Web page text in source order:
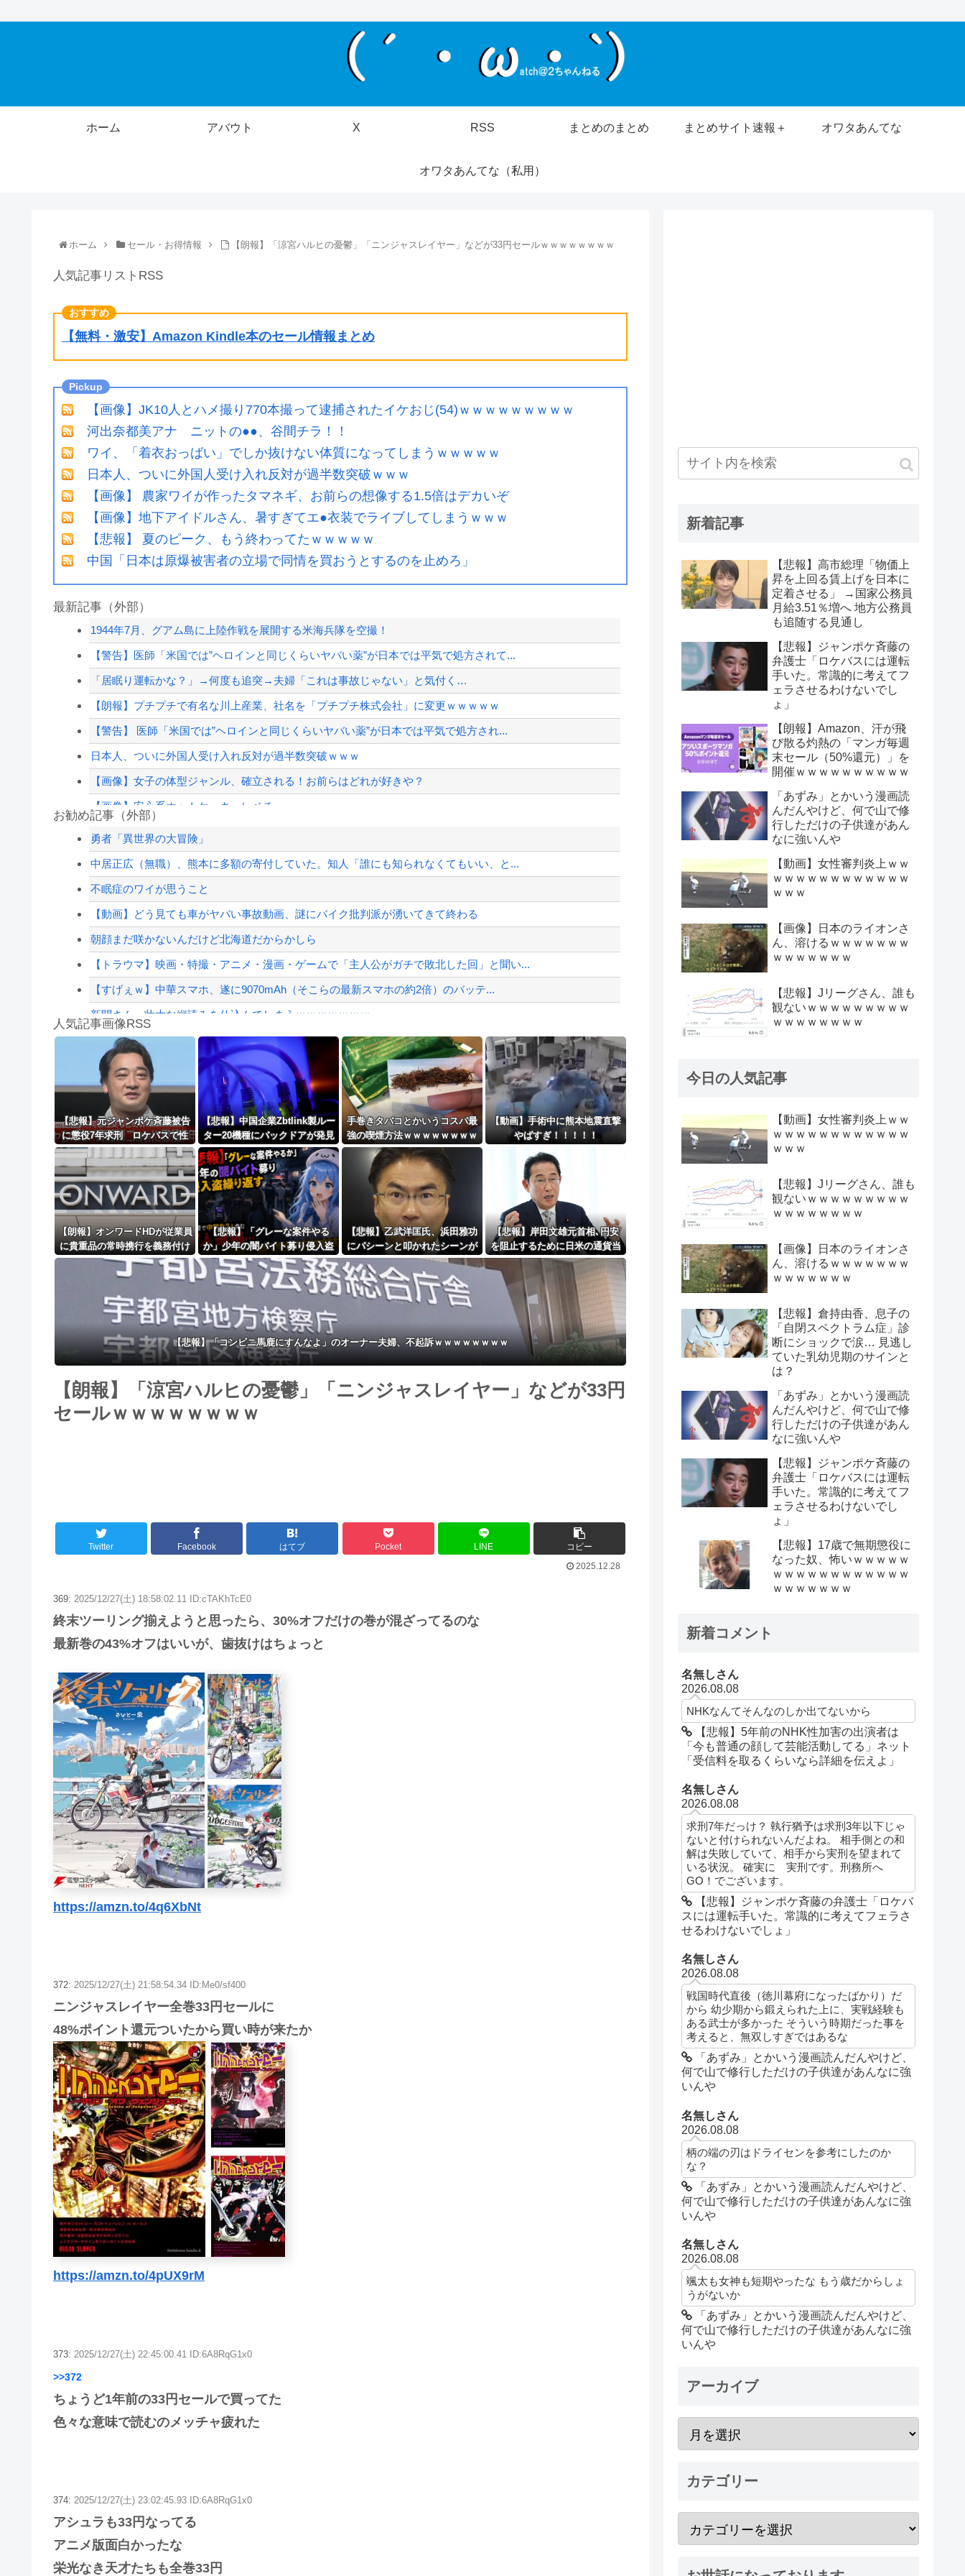
ホーム アバウト X RSS まとめのまとめ まとめサイト速報＋ オワタあんてな
オワタあんてな（私用）
ホーム セール・お得情報 【朗報】「涼宮ハルヒの憂鬱」「ニンジャスレイヤー」などが33円セールｗｗｗｗｗｗｗｗ
人気記事リストRSS
【無料・激安】Amazon Kindle本のセール情報まとめ
【画像】JK10人とハメ撮り770本撮って逮捕されたイケおじ(54)ｗｗｗｗｗｗｗｗｗ
河出奈都美アナ ニットの●●、谷間チラ！！
ワイ、「着衣おっばい」でしか抜けない体質になってしまうｗｗｗｗｗ
日本人、ついに外国人受け入れ反対が過半数突破ｗｗｗ
【画像】 農家ワイが作ったタマネギ、お前らの想像する1.5倍はデカいぞ
【画像】地下アイドルさん、暑すぎてエ●衣装でライブしてしまうｗｗｗ
【悲報】 夏のピーク、もう終わってたｗｗｗｗｗ
中国「日本は原爆被害者の立場で同情を買おうとするのを止めろ」
最新記事（外部）
1944年7月、グアム島に上陸作戦を展開する米海兵隊を空撮！
【警告】医師「米国では”ヘロインと同じくらいヤバい薬”が日本では平気で処方されて...
「居眠り運転かな？」→何度も追突→夫婦「これは事故じゃない」と気付く…
【朗報】プチプチで有名な川上産業、社名を「プチプチ株式会社」に変更ｗｗｗｗｗ
【警告】 医師「米国では”ヘロインと同じくらいヤバい薬”が日本では平気で処方され...
日本人、ついに外国人受け入れ反対が過半数突破ｗｗｗ
【画像】女子の体型ジャンル、確立される！お前らはどれが好きや？
【画像】安心系ホットケーキ、レベチ
中国海警局と中国海軍の船が衝突で2人死亡、事故から約1年を経て公表…南シナ海でフ...
【画像】宇多田ヒカルさん、任天堂CMでとんでもない服を着てしまうｗｗｗｗ
ジャンポケ斎藤と代理人のやりとり、「地獄すぎて完全にコントになってる……」と衝撃...
【悲報】大物Youtuber、破局を発表😭
【配信者】「金バエ」のSNS更新が1週間途絶え、様々な憶測が飛び交う。1週間ぶり...
【緊急速報】NYで警官が黒人男性の首を絞め、暴動第二波不可避へ
Powered by livedoor 相互RSS
お勧め記事（外部）
勇者「異世界の大冒険」
中居正広（無職）、熊本に多額の寄付していた。知人「誰にも知られなくてもいい、と...
不眠症のワイが思うこと
【動画】どう見ても車がヤバい事故動画、謎にバイク批判派が湧いてきて終わる
朝顔まだ咲かないんだけど北海道だからかしら
【トラウマ】映画・特撮・アニメ・漫画・ゲームで「主人公がガチで敗北した回」と聞い...
【すげぇｗ】中華スマホ、遂に9070mAh（そこらの最新スマホの約2倍）のバッテ...
新聞さん、壮大な縦読みを仕込んでしまうｗｗｗｗｗｗｗ
某有名な外国系の公益法人で窓口受付をやったとき、シフト外しみたいな人をシフト表で...
【動画】ロシア軍のドローンをネット発射装置で撃墜するウクライナ。
8/4のニュース
日本旅行キャンセルすべきか…1万年ぶり史上最大級の火山の兆し＝韓国の反応
更新中止のお知らせ
海外「おめでとうタキ！」リヴァプール南野がバースデーゴール！！
Powered by livedoor 相互RSS
人気記事画像RSS
【悲報】元ジャンポケ斉藤被告
に懲役7年求刑 ロケバスで性
的暴行の罪ｗｗｗｗｗｗｗｗｗ
【悲報】中国企業Zbtlink製ルー
ター20機種にバックドアが発見
されるｗｗｗｗｗｗｗｗｗ
手巻きタバコとかいうコスパ最
強の喫煙方法ｗｗｗｗｗｗｗｗ
ｗｗｗｗｗ
【動画】手術中に熊本地震直撃
やばすぎ！！！！！
【朗報】オンワードHDが従業員
に貴重品の常時携行を義務付け
ｗｗｗｗｗｗｗｗｗｗｗｗｗ
【悲報】「グレーな案件やる
か」少年の闇バイト募り侵入盗
繰り返す 容疑で中学生2人含
む7人逮捕・・・
【悲報】乙武洋匡氏、浜田雅功
にパシーンと叩かれたシーンが
オンエアされず「障害者相手だ
と放送されなくなる。俺、逆差
別だと思って」
【悲報】岸田文雄元首相､円安
を阻止するために日米の通貨当
局が実施した為替介入は｢一時
しのぎに過ぎない｣との認識を
示す
【悲報】「コンビニ馬鹿にすんなよ」のオーナー夫婦、不起訴ｗｗｗｗｗｗｗｗ
【朗報】「涼宮ハルヒの憂鬱」「ニンジャスレイヤー」などが33円
セールｗｗｗｗｗｗｗｗ
Twitter Facebook はてブ Pocket LINE
コピー
2025.12.28
369: 2025/12/27(土) 18:58:02.11 ID:cTAKhTcE0
終末ツーリング揃えようと思ったら、30%オフだけの巻が混ざってるのな
最新巻の43%オフはいいが、歯抜けはちょっと
https://amzn.to/4q6XbNt
372: 2025/12/27(土) 21:58:54.34 ID:Me0/sf400
ニンジャスレイヤー全巻33円セールに
48%ポイント還元ついたから買い時が来たか
https://amzn.to/4pUX9rM
373: 2025/12/27(土) 22:45:00.41 ID:6A8RqG1x0
>>372
ちょうど1年前の33円セールで買ってた
色々な意味で読むのメッチャ疲れた
374: 2025/12/27(土) 23:02:45.93 ID:6A8RqG1x0
アシュラも33円なってる
アニメ版面白かったな
栄光なき天才たちも全巻33円
新着記事
【悲報】高市総理「物価上
昇を上回る賃上げを日本に
定着させる」 →国家公務員
月給3.51％増へ 地方公務員
も追随する見通し
【悲報】ジャンポケ斉藤の
弁護士「ロケバスには運転
手いた。常識的に考えてフ
ェラさせるわけないでし
ょ」
【朗報】Amazon、汗が飛
び散る灼熱の「マンガ毎週
末セール（50%還元）」を
開催ｗｗｗｗｗｗｗｗｗｗ
「あずみ」とかいう漫画読
んだんやけど、何で山で修
行しただけの子供達があん
なに強いんや
【動画】女性審判炎上ｗｗ
ｗｗｗｗｗｗｗｗｗｗｗｗ
ｗｗｗ
【画像】日本のライオンさ
ん、溶けるｗｗｗｗｗｗｗ
ｗｗｗｗｗｗｗ
【悲報】Jリーグさん、誰も
観ないｗｗｗｗｗｗｗｗｗ
ｗｗｗｗｗｗｗｗ
今日の人気記事
【動画】女性審判炎上ｗｗ
ｗｗｗｗｗｗｗｗｗｗｗｗ
ｗｗｗ
【悲報】Jリーグさん、誰も
観ないｗｗｗｗｗｗｗｗｗ
ｗｗｗｗｗｗｗｗ
【画像】日本のライオンさ
ん、溶けるｗｗｗｗｗｗｗ
ｗｗｗｗｗｗｗ
【悲報】倉持由香、息子の
「自閉スペクトラム症」診
断にショックで涙… 見逃し
ていた乳幼児期のサインと
は？
「あずみ」とかいう漫画読
んだんやけど、何で山で修
行しただけの子供達があん
なに強いんや
【悲報】ジャンポケ斉藤の
弁護士「ロケバスには運転
手いた。常識的に考えてフ
ェラさせるわけないでし
ょ」
【悲報】17歳で無期懲役に
なった奴、怖いｗｗｗｗｗ
ｗｗｗｗｗｗｗｗｗｗｗｗ
ｗｗｗｗｗｗｗ
新着コメント
名無しさん
2026.08.08
NHKなんてそんなのしか出てないから
【悲報】5年前のNHK性加害の出演者は
「今も普通の顔して芸能活動してる」ネット
「受信料を取るくらいなら詳細を伝えよ」
名無しさん
2026.08.08
求刑7年だっけ？ 執行猶予は求刑3年以下じゃ
ないと付けられないんだよね。 相手側との和
解は失敗していて、相手から実刑を望まれて
いる状況。 確実に 実刑です。刑務所へ
GO！でございます。
【悲報】ジャンポケ斉藤の弁護士「ロケバ
スには運転手いた。常識的に考えてフェラさ
せるわけないでしょ」
名無しさん
2026.08.08
戦国時代直後（徳川幕府になったばかり）だ
から 幼少期から鍛えられた上に、実戦経験も
ある武士が多かった そういう時期だった事を
考えると、無双しすぎではあるな
「あずみ」とかいう漫画読んだんやけど、
何で山で修行しただけの子供達があんなに強
いんや
名無しさん
2026.08.08
柄の端の刃はドライセンを参考にしたのか
な？
「あずみ」とかいう漫画読んだんやけど、
何で山で修行しただけの子供達があんなに強
いんや
名無しさん
2026.08.08
颯太も女神も短期やったな もう歳だからしょ
うがないか
「あずみ」とかいう漫画読んだんやけど、
何で山で修行しただけの子供達があんなに強
いんや
アーカイブ
カテゴリー